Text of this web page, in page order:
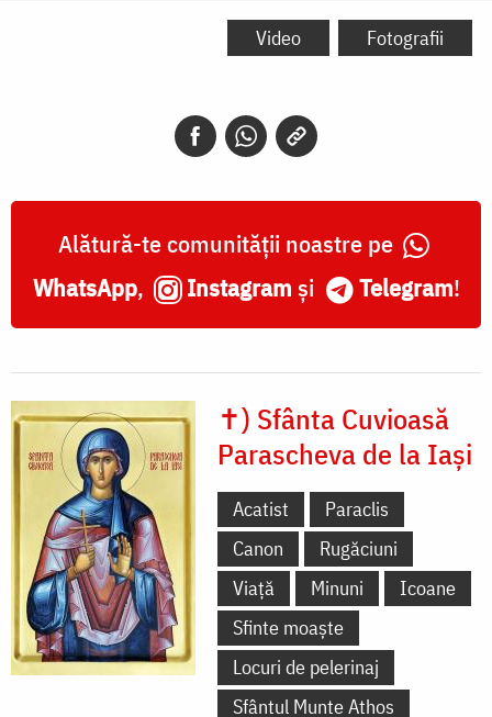
Video Fotografii
Alătură-te comunității noastre pe
WhatsApp, Instagram și Telegram!
✝) Sfânta Cuvioasă
Parascheva de la Iași
Acatist
Paraclis
Canon
Rugăciuni
Viață
Minuni
Icoane
Sfinte moaște
Locuri de pelerinaj
Sfântul Munte Athos